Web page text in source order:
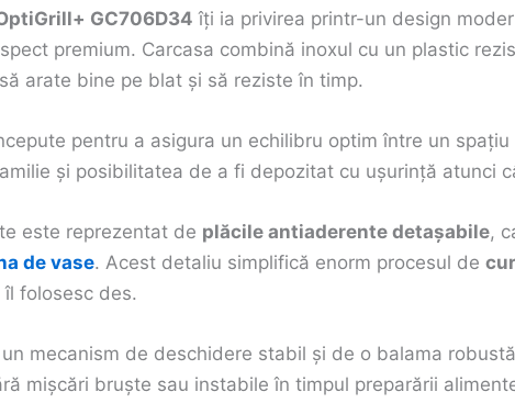
GC706D34 îți ia privirea printr-un design
premium. Carcasa combină inoxul cu un plastic
arate bine pe blat și să reziste în timp.
pentru a asigura un echilibru optim între un
și posibilitatea de a fi depozitat cu ușurință atunci
este reprezentat de plăcile antiaderente detașabile,
de vase. Acest detaliu simplifică enorm procesul de
folosesc des.
mecanism de deschidere stabil și de o balama
mișcări bruște sau instabile în timpul preparării